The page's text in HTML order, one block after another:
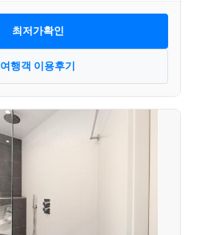
최저가확인
여행객 이용후기